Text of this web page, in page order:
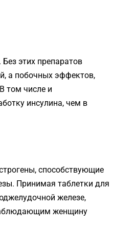
этих препаратов
а побочных эффектов,
том числе и
инсулина, чем в
способствующие
Принимая таблетки для
железе,
женщину